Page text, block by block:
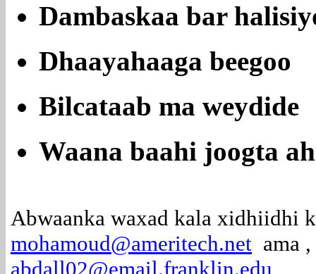
Dambaskaa bar
Dhaayahaaga beegoo
Bilcataab ma weydide
Waana baahi joogta ah
Abwaanka waxad kala xidhiidhi
mohamoud@ameritech.net ama ,
abdall02@email.franklin.edu